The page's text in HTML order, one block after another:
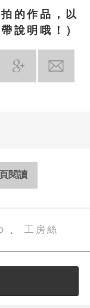
的作品，以
說明哦！）
閱讀
工房絲